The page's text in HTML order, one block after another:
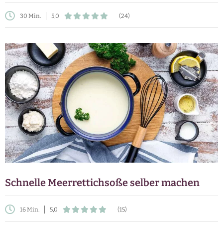
30 Min. 5,0 (24)
Schnelle Meerrettichsoße selber machen
16 Min. 5,0 (15)